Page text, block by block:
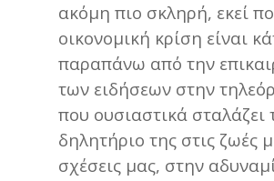
ακόμη πιο σκληρή, εκεί
οικονομική κρίση είναι
παραπάνω από την
των ειδήσεων στην
που ουσιαστικά σταλάζει
δηλητήριο της στις ζωές
σχέσεις μας, στην